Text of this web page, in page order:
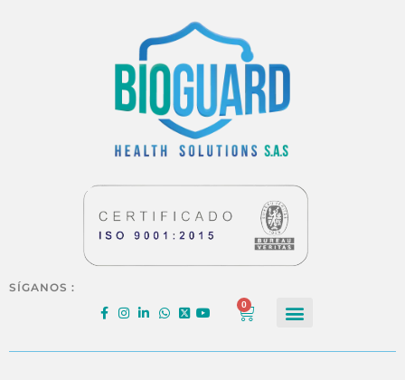
SÍGANOS :
0